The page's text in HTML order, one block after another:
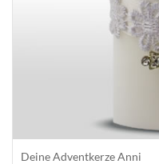
Deine Adventkerze Anni